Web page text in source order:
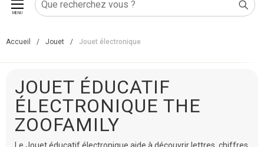
MENU
Accueil / Jouet / Jouet électronique
JOUET ÉDUCATIF
ÉLECTRONIQUE THE
ZOOFAMILY